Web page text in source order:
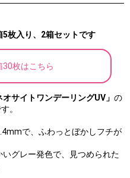
枚入り、2箱セットです
30枚はこちら
オサイトワンデーリングUV」 の
。
で、ふわっとぼかしフチが
グレー発色で、見つめられた